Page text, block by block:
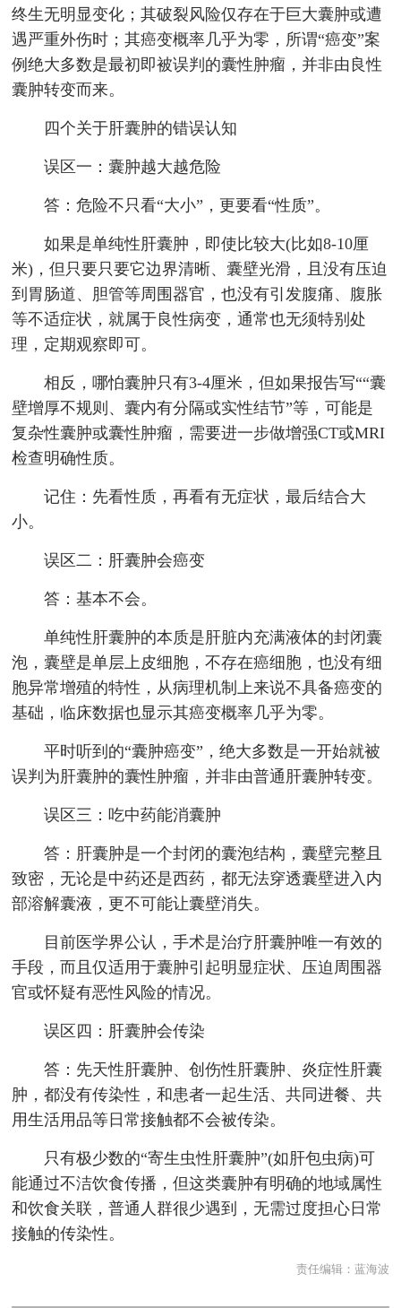
终生无明显变化；其破裂风险仅存在于巨大囊肿或遭
遇严重外伤时；其癌变概率几乎为零，所谓“癌变”案
例绝大多数是最初即被误判的囊性肿瘤，并非由良性
囊肿转变而来。
四个关于肝囊肿的错误认知
误区一：囊肿越大越危险
答：危险不只看“大小”，更要看“性质”。
如果是单纯性肝囊肿，即使比较大(比如8-10厘
米)，但只要只要它边界清晰、囊壁光滑，且没有压迫
到胃肠道、胆管等周围器官，也没有引发腹痛、腹胀
等不适症状，就属于良性病变，通常也无须特别处
理，定期观察即可。
相反，哪怕囊肿只有3-4厘米，但如果报告写““囊
壁增厚不规则、囊内有分隔或实性结节”等，可能是
复杂性囊肿或囊性肿瘤，需要进一步做增强CT或MRI
检查明确性质。
记住：先看性质，再看有无症状，最后结合大
小。
误区二：肝囊肿会癌变
答：基本不会。
单纯性肝囊肿的本质是肝脏内充满液体的封闭囊
泡，囊壁是单层上皮细胞，不存在癌细胞，也没有细
胞异常增殖的特性，从病理机制上来说不具备癌变的
基础，临床数据也显示其癌变概率几乎为零。
平时听到的“囊肿癌变”，绝大多数是一开始就被
误判为肝囊肿的囊性肿瘤，并非由普通肝囊肿转变。
误区三：吃中药能消囊肿
答：肝囊肿是一个封闭的囊泡结构，囊壁完整且
致密，无论是中药还是西药，都无法穿透囊壁进入内
部溶解囊液，更不可能让囊壁消失。
目前医学界公认，手术是治疗肝囊肿唯一有效的
手段，而且仅适用于囊肿引起明显症状、压迫周围器
官或怀疑有恶性风险的情况。
误区四：肝囊肿会传染
答：先天性肝囊肿、创伤性肝囊肿、炎症性肝囊
肿，都没有传染性，和患者一起生活、共同进餐、共
用生活用品等日常接触都不会被传染。
只有极少数的“寄生虫性肝囊肿”(如肝包虫病)可
能通过不洁饮食传播，但这类囊肿有明确的地域属性
和饮食关联，普通人群很少遇到，无需过度担心日常
接触的传染性。
责任编辑： 蓝海波